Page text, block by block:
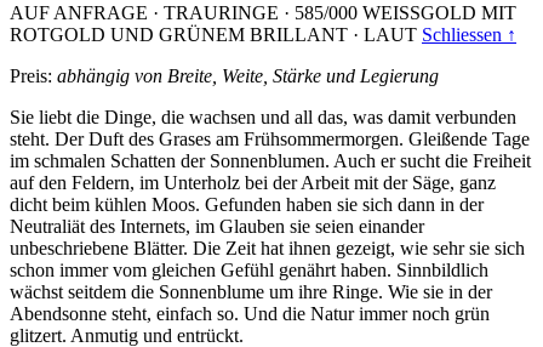
AUF ANFRAGE · TRAURINGE · 585/000 WEISSGOLD MIT
ROTGOLD UND GRÜNEM BRILLANT · LAUT Schliessen ↑
Preis: abhängig von Breite, Weite, Stärke und Legierung
Sie liebt die Dinge, die wachsen und all das, was damit verbunden
steht. Der Duft des Grases am Frühsommermorgen. Gleißende Tage
im schmalen Schatten der Sonnenblumen. Auch er sucht die Freiheit
auf den Feldern, im Unterholz bei der Arbeit mit der Säge, ganz
dicht beim kühlen Moos. Gefunden haben sie sich dann in der
Neutraliät des Internets, im Glauben sie seien einander
unbeschriebene Blätter. Die Zeit hat ihnen gezeigt, wie sehr sie sich
schon immer vom gleichen Gefühl genährt haben. Sinnbildlich
wächst seitdem die Sonnenblume um ihre Ringe. Wie sie in der
Abendsonne steht, einfach so. Und die Natur immer noch grün
glitzert. Anmutig und entrückt.